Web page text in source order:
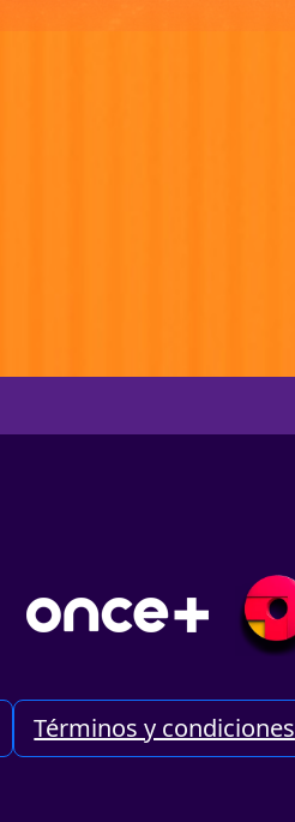
Términos y condiciones